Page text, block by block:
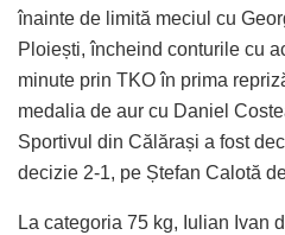
înainte de limită meciul cu
Ploiești, încheind conturile cu
minute prin TKO în prima
medalia de aur cu Daniel
Sportivul din Călărași a fost
decizie 2-1, pe Ștefan Calotă
La categoria 75 kg, Iulian Ivan